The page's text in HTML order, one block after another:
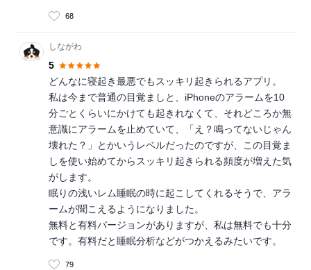
68
しながわ
5
どんなに寝起き最悪でもスッキリ起きられるアプリ。
私は今まで普通の目覚ましと、iPhoneのアラームを10
分ごとくらいにかけても起きれなくて、それどころか無
意識にアラームを止めていて、「え？鳴ってないじゃん
壊れた？」とかいうレベルだったのですが、この目覚ま
しを使い始めてからスッキリ起きられる頻度が増えた気
がします。
眠りの浅いレム睡眠の時に起こしてくれるそうで、アラ
ームが聞こえるようになりました。
無料と有料バージョンがありますが、私は無料でも十分
です。有料だと睡眠分析などがつかえるみたいです。
79